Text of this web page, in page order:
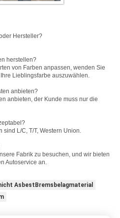
Hersteller?
herstellen?
von Farben anpassen, wenden Sie
Lieblingsfarbe auszuwählen.
anbieten?
anbieten, der Kunde muss nur die
L/C, T/T, Western Union.
Fabrik zu besuchen, und wir bieten
Autoservice an.
AsbestBremsbelagmaterial